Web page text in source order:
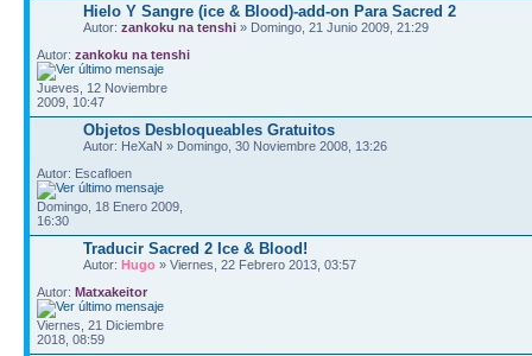
Hielo Y Sangre (ice & Blood)-add-on Para Sacred 2
Autor: zankoku na tenshi » Domingo, 21 Junio 2009, 21:29
Autor: zankoku na tenshi
Jueves, 12 Noviembre
2009, 10:47
Objetos Desbloqueables Gratuitos
Autor: HeXaN » Domingo, 30 Noviembre 2008, 13:26
Autor: Escafloen
Domingo, 18 Enero 2009,
16:30
Traducir Sacred 2 Ice & Blood!
Autor: Hugo » Viernes, 22 Febrero 2013, 03:57
Autor: Matxakeitor
Viernes, 21 Diciembre
2018, 08:59